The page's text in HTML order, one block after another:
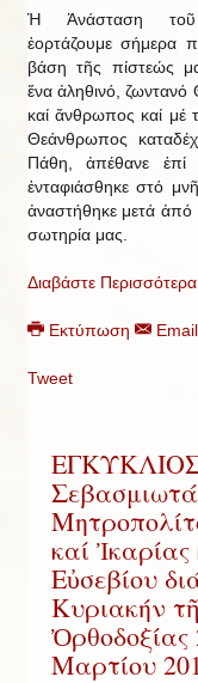
Ἡ Ἀνάσταση
ἑορτάζουμε σήμερα
βάση τῆς πίστεώς
ἕνα ἀληθινό, ζωντανό
καί ἄνθρωπος καί μέ
Θεάνθρωπος
Πάθη, ἀπέθανε ἐπί
ἐνταφιάσθηκε στό
ἀναστήθηκε μετά ἀπό
σωτηρία μας.
Διαβάστε Περισσότερα
Εκτύπωση Email
Tweet
καί Ἰκαρίας
Εὐσεβίου
Κυριακήν
Ὀρθοδοξίας
Μαρτίου